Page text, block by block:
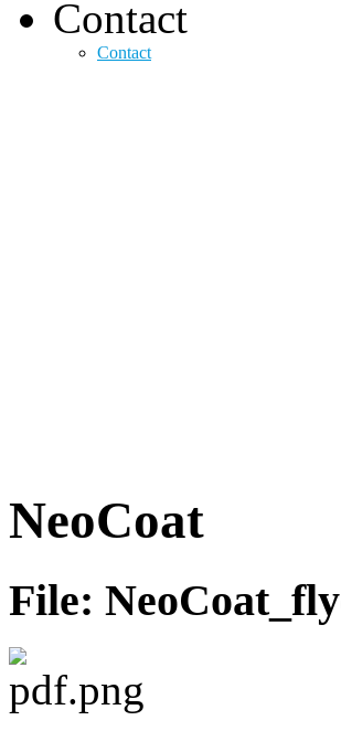
Contact
Contact
NeoCoat
File: